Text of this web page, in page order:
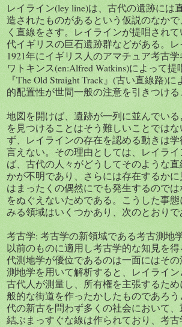
レイライン(ley line)は、古代の遺跡には
造されたものがあるという仮説のなか
く直線をさす。レイラインが提唱され
代イギリスの巨石遺跡群などがある。
1921年にイギリス人のアマチュア考古学
ワトキンス(en:Alfred Watkins)によって
『The Old Straight Track』(古い直線路)
的配置性が世間一般の注意を引きつける
地図を開けば、遺跡が一列に並んでい
を見つけることはそう難しいことでは
ず、レイラインの存在を認める動きは
言えない。その理由としては、レイラ
ば、古代の人々がどうしてそのような
かが不明であり、さらには存在するか
はまったくの偶然にでも発生するので
をぬぐえないためである。こうした事
みる領域はいくつかあり、次のとおりで
考古学: 考古学の新領域である考古測地
以前のものに適用し考古学的な知見を
代測地学が優位であるのは一面にはその
測地学を用いて解析すると、レイライ
古代人が測量し、所有権を主張するた
般的な街道を作ったかしたものであろ
代の新古を問わず多くの社会において
結ぶまっすぐな線は作られており、考